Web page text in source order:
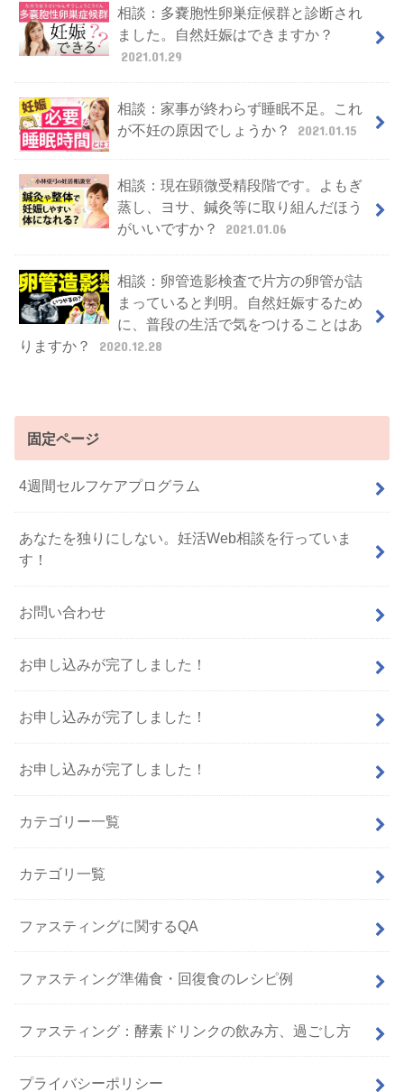
相談：多嚢胞性卵巣症候群と診断され
ました。自然妊娠はできますか？
2021.01.29
相談：家事が終わらず睡眠不足。これ
が不妊の原因でしょうか？
2021.01.15
相談：現在顕微受精段階です。よもぎ
蒸し、ヨサ、鍼灸等に取り組んだほう
がいいですか？
2021.01.06
相談：卵管造影検査で片方の卵管が詰
まっていると判明。自然妊娠するため
に、普段の生活で気をつけることはあ
りますか？
2020.12.28
固定ページ
4週間セルフケアプログラム
あなたを独りにしない。妊活Web相談を行っていま
す！
お問い合わせ
お申し込みが完了しました！
お申し込みが完了しました！
お申し込みが完了しました！
カテゴリー一覧
カテゴリ一覧
ファスティングに関するQA
ファスティング準備食・回復食のレシピ例
ファスティング：酵素ドリンクの飲み方、過ごし方
プライバシーポリシー